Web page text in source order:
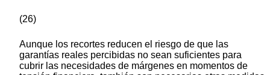
(26)
Aunque los recortes reducen el riesgo de que las
garantías reales percibidas no sean suficientes para
cubrir las necesidades de márgenes en momentos de